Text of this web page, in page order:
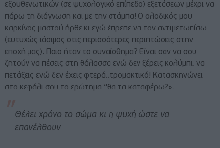
εξουθενωτικών (σε ψυχολογικό επίπεδο) εξετάσεων μέχρι να
πάρω τη διάγνωση και με την στάμπα! Ο ολοδικός μου
καρκίνος μαστού ήρθε κι εγώ έπρεπε να τον αντιμετωπίσω
(ευτυχώς ιάσιμος στις περισσότερες περιπτώσεις στην
εποχή μας). Ποιο ήταν το συναίσθημα? Είναι σαν να σου
ζητούν να πέσεις στη θάλασσα ενώ δεν ξέρεις κολύμπι, να
πετάξεις ενώ δεν έχεις φτερά..τρομακτικό! Κατασκηνώνει
στο κεφάλι σου το ερώτημα “θα τα καταφέρω?».
Θέλει χρόνο το σώμα κι η ψυχή ώστε να
επανέλθουν